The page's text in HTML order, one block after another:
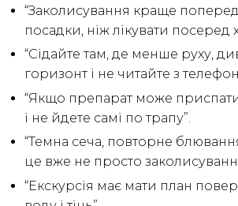
“Заколисування краще
посадки, ніж лікувати посеред
“Сідайте там, де менше руху,
горизонт і не читайте з
“Якщо препарат може
і не йдете самі по трапу”.
“Темна сеча, повторне
це вже не просто
“Екскурсія має мати план